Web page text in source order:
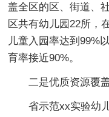
盖全区的区、街道、
区共有幼儿园22所，
儿童入园率达到99%
育率接近90%。
二是优质资源覆盖
省示范xx实验幼儿